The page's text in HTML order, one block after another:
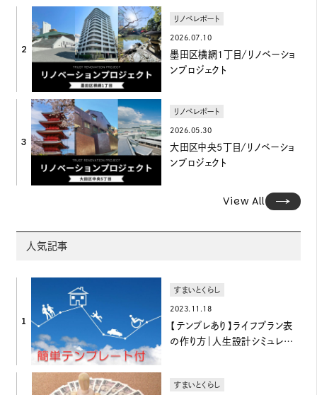
2
リノベレポート
2026.07.10
墨田区横網1丁目/リノベーショ
ンプロジェクト
3
リノベレポート
2026.05.30
大田区中央5丁目/リノベーショ
ンプロジェクト
View All
人気記事
1
すまいとくらし
2023.11.18
【テンプレあり】ライフプラン表
の作り方｜人生設計シミュレーシ
すまいとくらし